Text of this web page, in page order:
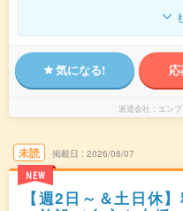
気になる!
派遣会社 エン
未読
NEW
掲載日 2026/08/07
【週2日～＆土日休